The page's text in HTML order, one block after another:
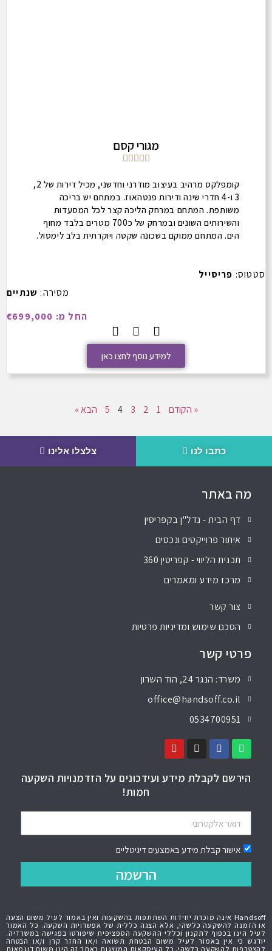
מגורי קסם





קומפלקס מרהיב בעיצוב מודרני וחדשני, מכיל דירות של 2,
3 ו-4 חדרי שינה ודירות פנטהאוז. במתחם יש בריכה
משותפת. המתחם במרחק הליכה קצר לכל המסעדות
והשירותים השונים ובמרחק של כ700 מטרים בלבד מחוף
הים. המתחם ממוקם בשכונה שקטה ויוקרתית בלב לימסול.
סטטוס: פריסייל
מסירה: שנתיים
החל מ: €699,000
למידע נוסף לחצו כאן
« הקודם 1
2
3
4
5 הבא »
כתבו לנו צלצלו אלינו
מה באתר
דף הבית - נדל"ן בקפריסין
איתור פרוייקטים ונכסים
תכנית הליווי - קפריסין 360
מרכז מידע ומאמרים
צור קשר
הסכם שימוש ומדיניות פרטיות
פרטי קשר
משרד: הנגר 24, הוד השרון
office@handsoff.co.il
0534700951
הירשם לקבלת מידע ועידכונים על הזדמנויות השקעה
חמות!
אישור קבלת מידע באמצעים דיגיטליים
הרשמה
Handsoff אינה מוכרת יחידות השתתפות בהשקעות ואין באמור לעיל משום הצעה
או הזמנה להשקעה כלשהי, אלא הצגה כללית של אפשרויות השקעה. כל האמור
לעיל הינו בכפוף לתקנון וכללי ההשקעה הספציפית שיפורטו בפגישה במשרדיה.
יודגש כי אין באמור לעיל משום הבטחת תשואה ו/או החזר קרן ו/או הבטחה
להצטרפות להשקעה כלשהי. כל העיסקאות המוצגות באתר זה הינן משום דוגמאות